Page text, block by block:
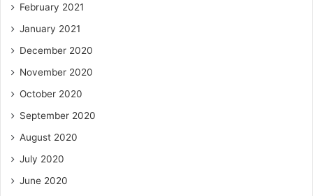
February 2021
January 2021
December 2020
November 2020
October 2020
September 2020
August 2020
July 2020
June 2020